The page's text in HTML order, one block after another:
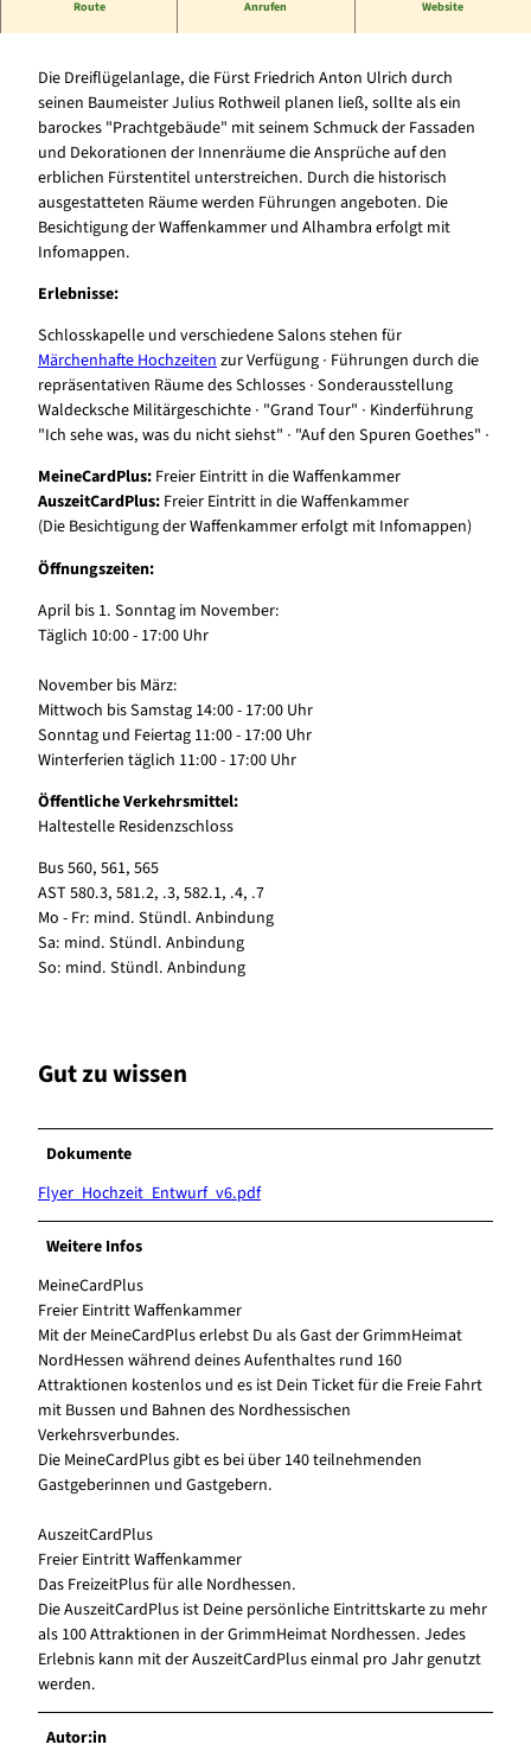
Route Anrufen Website
Die Dreiflügelanlage, die Fürst Friedrich Anton Ulrich durch
seinen Baumeister Julius Rothweil planen ließ, sollte als ein
barockes "Prachtgebäude" mit seinem Schmuck der Fassaden
und Dekorationen der Innenräume die Ansprüche auf den
erblichen Fürstentitel unterstreichen. Durch die historisch
ausgestatteten Räume werden Führungen angeboten. Die
Besichtigung der Waffenkammer und Alhambra erfolgt mit
Infomappen.
Erlebnisse:
Schlosskapelle und verschiedene Salons stehen für
Märchenhafte Hochzeitenzur Verfügung ∙ Führungen durch die
repräsentativen Räume des Schlosses ∙ Sonderausstellung
Waldecksche Militärgeschichte ∙ "Grand Tour" ∙ Kinderführung
"Ich sehe was, was du nicht siehst" ∙ "Auf den Spuren Goethes" ∙
MeineCardPlus: Freier Eintritt in die Waffenkammer
AuszeitCardPlus: Freier Eintritt in die Waffenkammer
(Die Besichtigung der Waffenkammer erfolgt mit Infomappen)
Öffnungszeiten:
April bis 1. Sonntag im November:
Täglich 10:00 - 17:00 Uhr
November bis März:
Mittwoch bis Samstag 14:00 - 17:00 Uhr
Sonntag und Feiertag 11:00 - 17:00 Uhr
Winterferien täglich 11:00 - 17:00 Uhr
Öffentliche Verkehrsmittel:
Haltestelle Residenzschloss
Bus 560, 561, 565
AST 580.3, 581.2, .3, 582.1, .4, .7
Mo - Fr: mind. Stündl. Anbindung
Sa: mind. Stündl. Anbindung
So: mind. Stündl. Anbindung
Gut zu wissen
Dokumente
Flyer_Hochzeit_Entwurf_v6.pdf
Weitere Infos
MeineCardPlus
Freier Eintritt Waffenkammer
Mit der MeineCardPlus erlebst Du als Gast der GrimmHeimat
NordHessen während deines Aufenthaltes rund 160
Attraktionen kostenlos und es ist Dein Ticket für die Freie Fahrt
mit Bussen und Bahnen des Nordhessischen
Verkehrsverbundes.
Die MeineCardPlus gibt es bei über 140 teilnehmenden
Gastgeberinnen und Gastgebern.
AuszeitCardPlus
Freier Eintritt Waffenkammer
Das FreizeitPlus für alle Nordhessen.
Die AuszeitCardPlus ist Deine persönliche Eintrittskarte zu mehr
als 100 Attraktionen in der GrimmHeimat Nordhessen. Jedes
Erlebnis kann mit der AuszeitCardPlus einmal pro Jahr genutzt
werden.
Autor:in